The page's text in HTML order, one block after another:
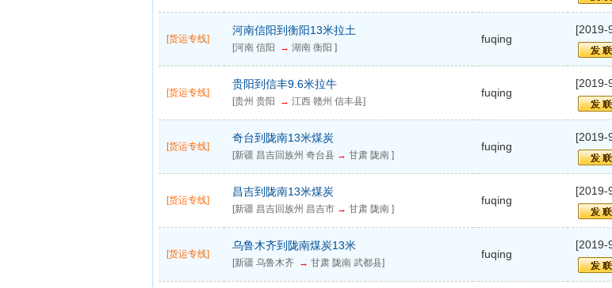
[货运专线]
河南信阳到衡阳13米拉土
[河南 信阳 → 湖南 衡阳 ]
fuqing
[2019-
[货运专线]
贵阳到信丰9.6米拉牛
[贵州 贵阳 → 江西 赣州 信丰县]
fuqing
[2019-
[货运专线]
奇台到陇南13米煤炭
[新疆 昌吉回族州 奇台县 → 甘肃 陇南 ]
fuqing
[2019-
[货运专线]
昌吉到陇南13米煤炭
[新疆 昌吉回族州 昌吉市 → 甘肃 陇南 ]
fuqing
[2019-
[货运专线]
乌鲁木齐到陇南煤炭13米
[新疆 乌鲁木齐 → 甘肃 陇南 武都县]
fuqing
[2019-